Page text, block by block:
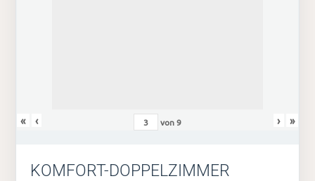
« ‹ von9 › »
KOMFORT-DOPPELZIMMER